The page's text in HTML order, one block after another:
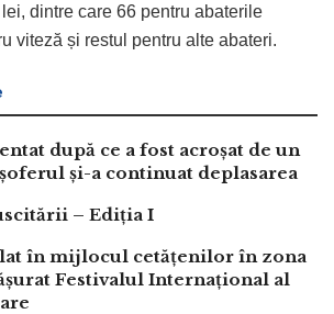
dintre care 66 pentru abaterile
viteză și restul pentru alte abateri.
după ce a fost acroșat de un
și-a continuat deplasarea
– Ediția I
în mijlocul cetățenilor în zona
Festivalul Internațional al